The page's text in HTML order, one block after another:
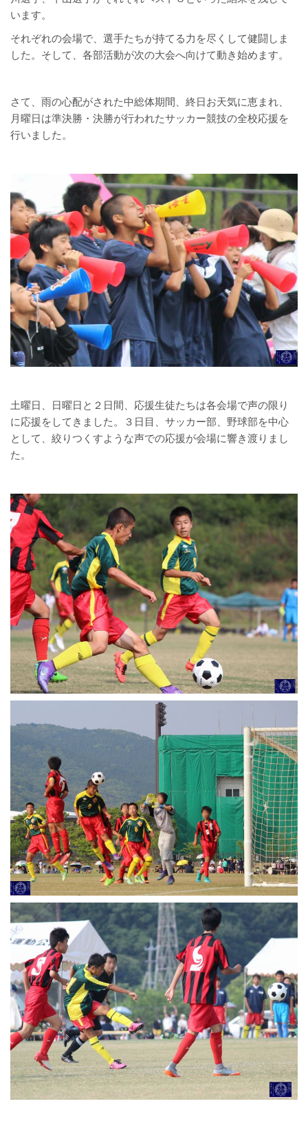
います。
それぞれの会場で、選手たちが持てる力を尽くして健闘しま
した。そして、各部活動が次の大会へ向けて動き始めます。
さて、雨の心配がされた中総体期間、終日お天気に恵まれ、
月曜日は準決勝・決勝が行われたサッカー競技の全校応援を
行いました。
土曜日、日曜日と２日間、応援生徒たちは各会場で声の限り
に応援をしてきました。３日目、サッカー部、野球部を中心
として、絞りつくすような声での応援が会場に響き渡りまし
た。